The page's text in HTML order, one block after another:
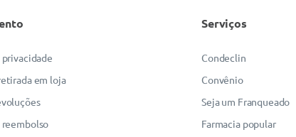
em loja
Serviços
Condeclin
Convênio
Seja um Franqueado
Farmacia popular